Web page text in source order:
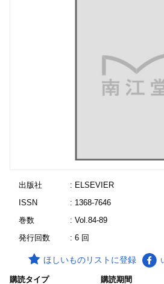
出版社
: ELSEVIER
ISSN
: 1368-7646
巻数
: Vol.84-89
発行回数
: 6 回
ほしいものリストに登録
購読タイプ 購読期間